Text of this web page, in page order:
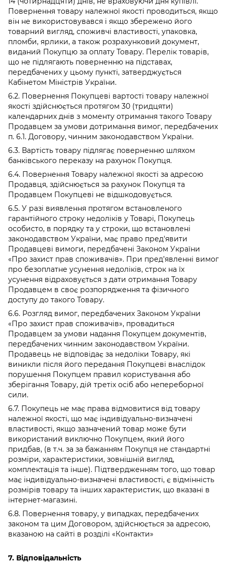
Повернення товару належної якості проводиться, якщо
він не використовувався і якщо збережено його
товарний вигляд, споживчі властивості, упаковка,
пломби, ярлики, а також розрахунковий документ,
виданий Покупцю за оплату Товару. Перелік товарів,
що не підлягають поверненню на підставах,
передбачених у цьому пункті, затверджується
Кабінетом Міністрів України.
6.2. Повернення Покупцеві вартості товару належної
якості здійснюється протягом 30 (тридцяти)
календарних днів з моменту отримання такого Товару
Продавцем за умови дотримання вимог, передбачених
п. 6.1. Договору, чинним законодавством України.
6.3. Вартість товару підлягає поверненню шляхом
банківського переказу на рахунок Покупця.
6.4. Повернення Товару належної якості за адресою
Продавця, здійснюється за рахунок Покупця та
Продавцем Покупцеві не відшкодовується.
6.5. У разі виявлення протягом встановленого
гарантійного строку недоліків у Товарі, Покупець
особисто, в порядку та у строки, що встановлені
законодавством України, має право пред'явити
Продавцеві вимоги, передбачені Законом України
«Про захист прав споживачів». При пред’явленні вимог
про безоплатне усунення недоліків, строк на їх
усунення відраховується з дати отримання Товару
Продавцем в своє розпорядження та фізичного
доступу до такого Товару.
6.6. Розгляд вимог, передбачених Законом України
«Про захист прав споживачів», провадиться
Продавцем за умови надання Покупцем документів,
передбачених чинним законодавством України.
Продавець не відповідає за недоліки Товару, які
виникли після його передання Покупцеві внаслідок
порушення Покупцем правил користування або
зберігання Товару, дій третіх осіб або непереборної
сили.
6.7. Покупець не має права відмовитися від товару
належної якості, що має індивідуально-визначені
властивості, якщо зазначений товар може бути
використаний виключно Покупцем, який його
придбав, (в т.ч. за за бажанням Покупця не стандартні
розміри, характеристики, зовнішній вигляд,
комплектація та інше). Підтвердженням того, що товар
має індивідуально-визначені властивості, є відмінність
розмірів товару та інших характеристик, що вказані в
інтернет-магазині.
6.8. Повернення товару, у випадках, передбачених
законом та цим Договором, здійснюється за адресою,
вказаною на сайті в розділі «Контакти»
7. Відповідальність